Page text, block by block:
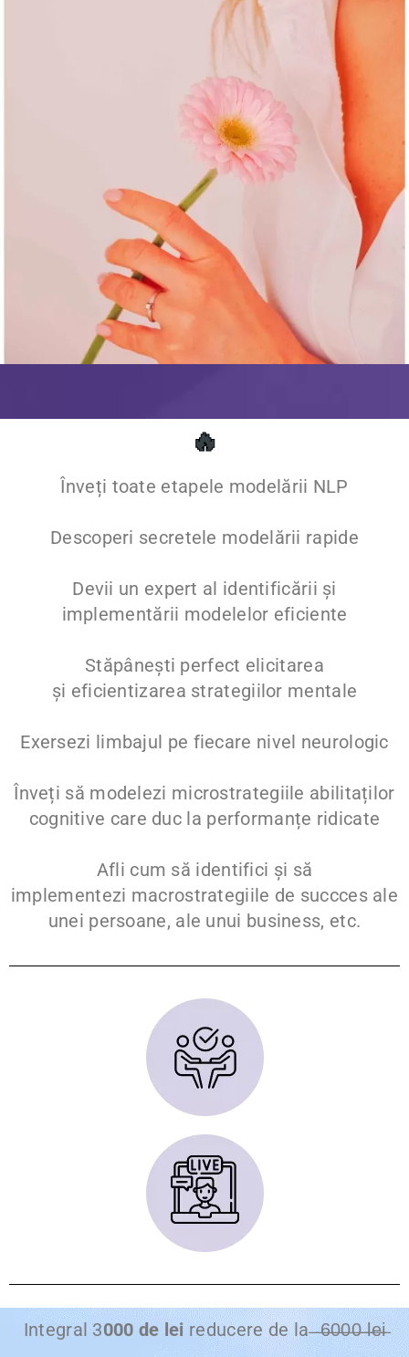
🔥
Înveți toate etapele modelării NLP
Descoperi secretele modelării rapide
Devii un expert al identificării și
implementării modelelor eficiente
Stăpânești perfect elicitarea
și eficientizarea strategiilor mentale
Exersezi limbajul pe fiecare nivel neurologic
Înveți să modelezi microstrategiile abilitaților
cognitive care duc la performanțe ridicate
Afli cum să identifici și să
implementezi macrostrategiile de succces ale
unei persoane, ale unui business, etc.
Integral 3000 de leireducere de la ̶ ̶6̶0̶0̶0̶ ̶l̶e̶i̶